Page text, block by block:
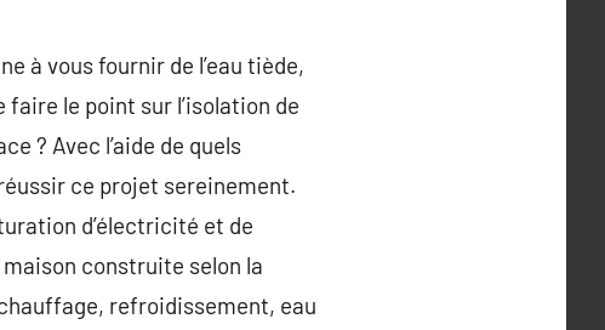
à vous fournir de l’eau tiède,
faire le point sur l’isolation de
? Avec l’aide de quels
ce projet sereinement.
d’électricité et de
maison construite selon la
refroidissement, eau